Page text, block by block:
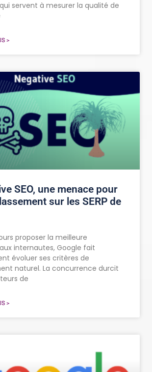
servent à mesurer la qualité de
>
SEO, une menace pour
sur les SERP de
proposer la meilleure
internautes, Google fait
évoluer ses critères de
naturel. La concurrence durcit
de
>